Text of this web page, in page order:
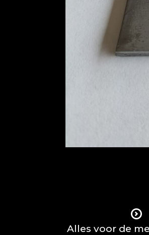
Alles voor de